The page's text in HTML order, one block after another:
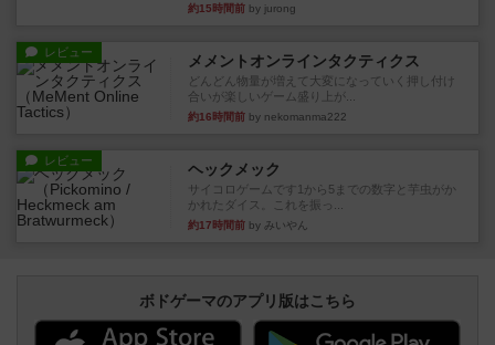
約15時間前 by jurong
レビュー メメントオンラインタクティクス
どんどん物量が増えて大変になっていく押し付け
合いが楽しいゲーム盛り上が...
約16時間前 by nekomanma222
レビュー ヘックメック
サイコロゲームです1から5までの数字と芋虫がか
かれたダイス。これを振っ...
約17時間前 by みいやん
ボドゲーマのアプリ版はこちら